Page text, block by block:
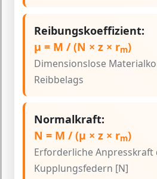
Reibungskoeffizient:
μ = M / (N × z × rm)
Dimensionslose
Reibbelags
Normalkraft:
N = M / (μ × z × rm)
Erforderliche Anpresskraft
Kupplungsfedern [N]